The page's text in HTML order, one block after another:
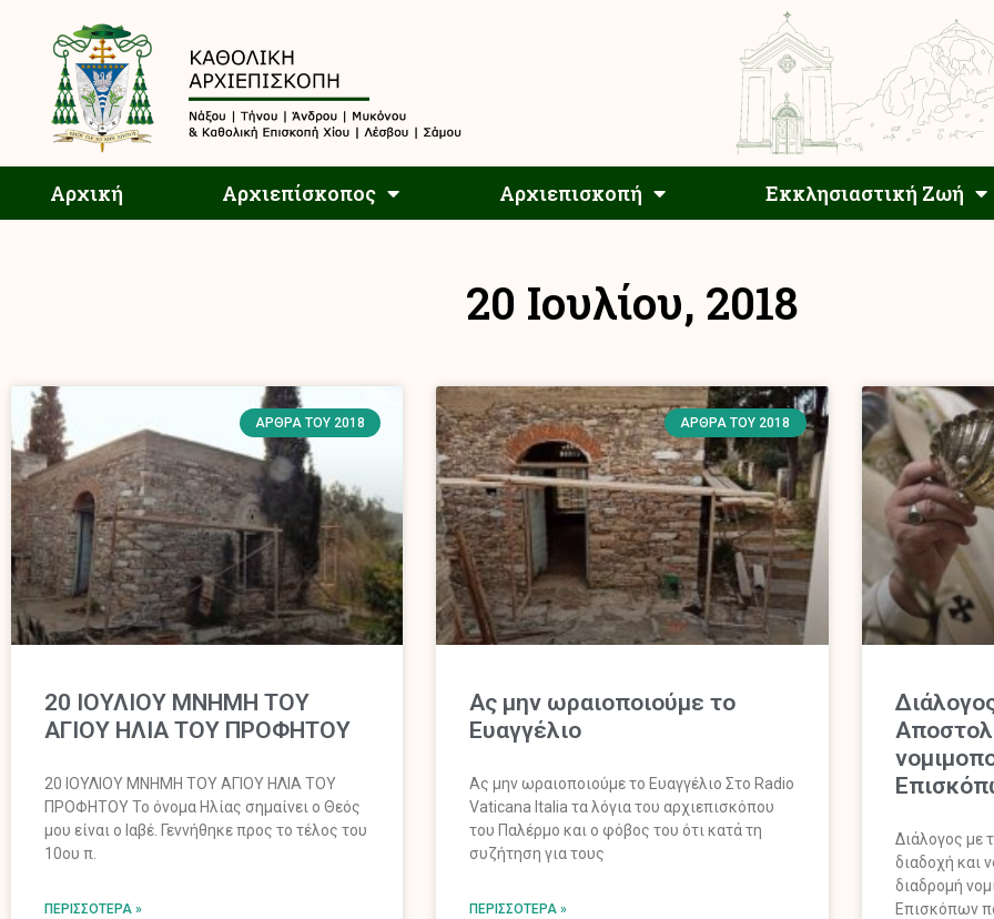
Αρχική Αρχιεπίσκοπος Αρχιεπισκοπή Εκκλησιαστική Ζωή
Αρχιεπισκοπή
20 Ιουλίου, 2018
ΆΡΘΡΑ ΤΟΥ 2018
20 ΙΟΥΛΙΟΥ ΜΝΗΜΗ ΤΟΥ
ΑΓΙΟΥ ΗΛΙΑ ΤΟΥ ΠΡΟΦΗΤΟΥ
20 ΙΟΥΛΙΟΥ ΜΝΗΜΗ ΤΟΥ ΑΓΙΟΥ ΗΛΙΑ ΤΟΥ
ΠΡΟΦΗΤΟΥ Το όνομα Ηλίας σημαίνει ο Θεός
μου είναι ο Ιαβέ. Γεννήθηκε προς το τέλος του
10ου π.
ΠΕΡΙΣΣΌΤΕΡΑ »
ΆΡΘΡΑ ΤΟΥ 2018
Ας μην ωραιοποιούμε το
Ευαγγέλιο
Ας μην ωραιοποιούμε το Ευαγγέλιο Στο Radio
Vaticana Italia τα λόγια του αρχιεπισκόπου
του Παλέρμο και ο φόβος του ότι κατά τη
συζήτηση για τους
ΠΕΡΙΣΣΌΤΕΡΑ »
Διάλογος με
διαδοχή και
διαδρομή
Επισκόπων